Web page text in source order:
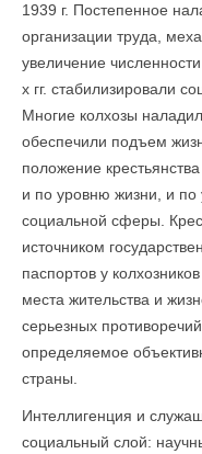
1939 г. Постепенное
организации труда,
увеличение
х гг. стабилизировали
Многие колхозы
обеспечили подъем
положение
и по уровню жизни, и по
социальной сферы.
источником
паспортов у
места жительства и
серьезных
определяемое
страны.
Интеллигенция и
социальный слой: